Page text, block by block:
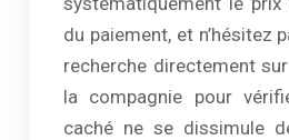
du paiement, et n’hésitez
recherche directement
la compagnie pour
caché ne se dissimule